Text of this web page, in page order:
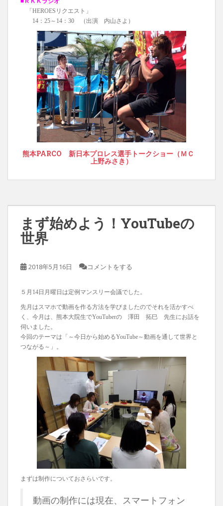
「HEROESリクエスト」
14：25～14：30 （出演 内山さよ）
熊本PARCO 新日本プロレス選手トークショー（ＭＣ
上野みさき）
まず始めよう！YouTubeの
世界
2018年5月16日 コメントをする
５月14日月曜日は定例マンスリー会議でした。
先月はスマホで動画を作る方法を学びましたのでそれを活かすべ
く、今月は、熊本大院生でYouTuberの 澤田 拓巳 先生にお話を
伺いました。
今回のテーマは「～今日から始めるYouTube～動画を通して世界と
つながる～」。
まずは制作についておさらいです。
動画の制作には現在、スマートフォン